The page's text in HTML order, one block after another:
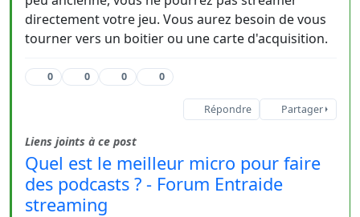
directement votre jeu. Vous aurez besoin de vous
tourner vers un boitier ou une carte d'acquisition.
0 0 0 0
Répondre Partager
Liens joints à ce post
Quel est le meilleur micro pour faire
des podcasts ? - Forum Entraide
streaming